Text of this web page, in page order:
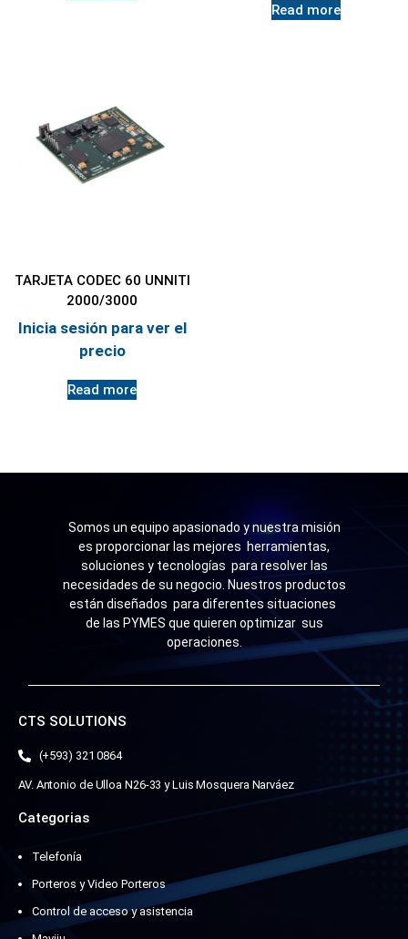
Read more
TARJETA CODEC 60 UNNITI
2000/3000
Inicia sesión para ver el
precio
Read more
Somos un equipo apasionado y nuestra misión
es proporcionar las mejores herramientas,
soluciones y tecnologías para resolver las
necesidades de su negocio. Nuestros productos
están diseñados para diferentes situaciones
de las PYMES que quieren optimizar sus
operaciones.
CTS SOLUTIONS
(+593) 321 0864
AV. Antonio de Ulloa N26-33 y Luis Mosquera Narváez
Categorias
Telefonía
Porteros y Video Porteros
Control de acceso y asistencia